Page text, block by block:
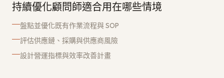
持續優化顧問師適合用在哪些情境
盤點並優化既有作業流程與 SOP
評估供應鏈、採購與供應商風險
設計營運指標與效率改善計畫